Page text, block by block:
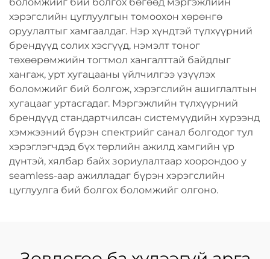
хэрэгслийн цуглуулгын томоохон хөрөнгө
оруулалтыг хамгаалдаг. Нэр хүндтэй түлхүүрний
брендүүд солих хэсгүүд, нэмэлт тоног
төхөөрөмжийн тогтмол хангалттай байдлыг
хангаж, урт хугацааны үйлчилгээ үзүүлэх
боломжийг бий болгож, хэрэгслийн ашиглалтын
хугацааг уртасгадаг. Мэргэжлийн түлхүүрний
брендүүд стандартчилсан системүүдийн хүрээнд
хэмжээний бүрэн спектрийг санал болгодог тул
хэрэглэгчдэд бүх төрлийн ажилд хамгийн үр
дүнтэй, хялбар байх зориулалтаар хоорондоо у
seamless-аар ажилладаг бүрэн хэрэгслийн
цуглуулга бий болгох боломжийг олгоно.